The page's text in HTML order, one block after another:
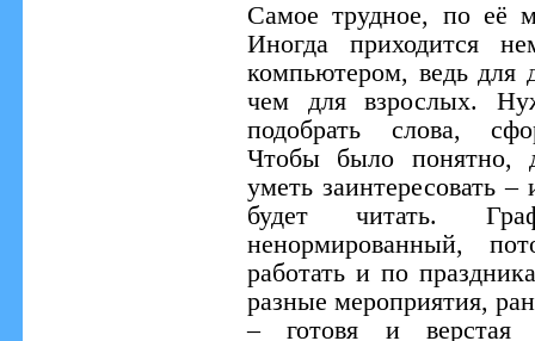
Самое трудное, по её
Иногда приходится
компьютером, ведь для
чем для взрослых.
подобрать слова,
Чтобы было понятно,
уметь заинтересовать
будет читать.
ненормированный,
работать и по
разные мероприятия,
– готовя и верстая